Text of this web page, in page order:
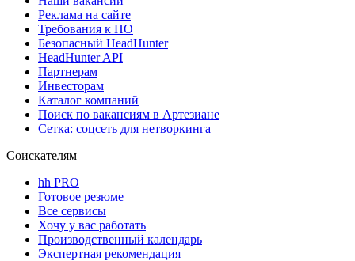
Реклама на сайте
Требования к ПО
Безопасный HeadHunter
HeadHunter API
Партнерам
Инвесторам
Каталог компаний
Поиск по вакансиям в Артезиане
Сетка: соцсеть для нетворкинга
Соискателям
hh PRO
Готовое резюме
Все сервисы
Хочу у вас работать
Производственный календарь
Экспертная рекомендация